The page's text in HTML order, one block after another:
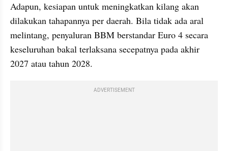
Adapun, kesiapan untuk meningkatkan kilang akan
dilakukan tahapannya per daerah. Bila tidak ada aral
melintang, penyaluran BBM berstandar Euro 4 secara
keseluruhan bakal terlaksana secepatnya pada akhir
2027 atau tahun 2028.
ADVERTISEMENT